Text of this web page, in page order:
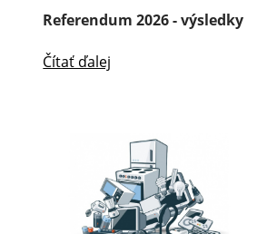
Referendum 2026 - výsledky
Čítať ďalej